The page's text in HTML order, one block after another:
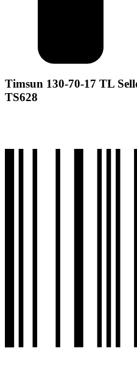
Timsun 130-70-17 TL
TS628